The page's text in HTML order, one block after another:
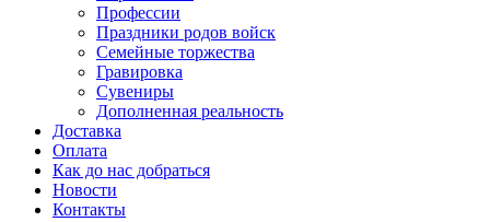
Профессии
Праздники родов войск
Семейные торжества
Гравировка
Сувениры
Дополненная реальность
Доставка
Оплата
Как до нас добраться
Новости
Контакты